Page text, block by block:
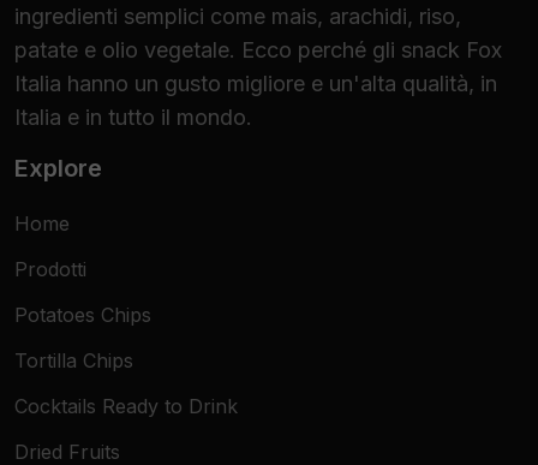
ingredienti semplici come mais, arachidi, riso,
patate e olio vegetale. Ecco perché gli snack Fox
Italia hanno un gusto migliore e un'alta qualità, in
Italia e in tutto il mondo.
Explore
Home
Prodotti
Potatoes Chips
Tortilla Chips
Cocktails Ready to Drink
Dried Fruits